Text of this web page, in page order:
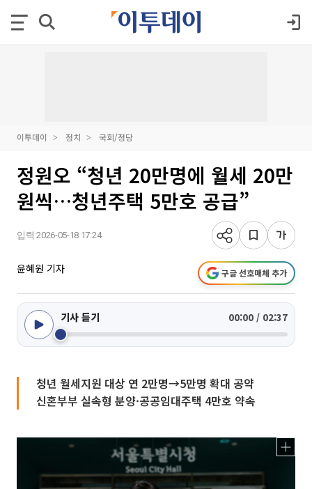
이투데이 정치 국회/정당
정원오 “청년 20만명에 월세 20만
원씩…청년주택 5만호 공급”
입력 2026-05-18 17:24
윤혜원 기자 구글 선호매체 추가
기사 듣기 00:00 / 02:37
청년 월세지원 대상 연 2만명→5만명 확대 공약
신혼부부 실속형 분양·공공임대주택 4만호 약속